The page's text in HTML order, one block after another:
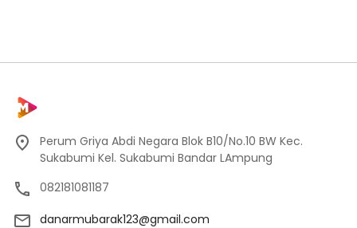
Perum Griya Abdi Negara Blok B10/No.10 BW Kec.
Sukabumi Kel. Sukabumi Bandar LAmpung
082181081187
danarmubarak123@gmail.com